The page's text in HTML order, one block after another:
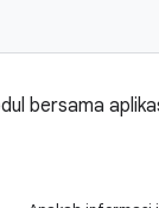
bersama